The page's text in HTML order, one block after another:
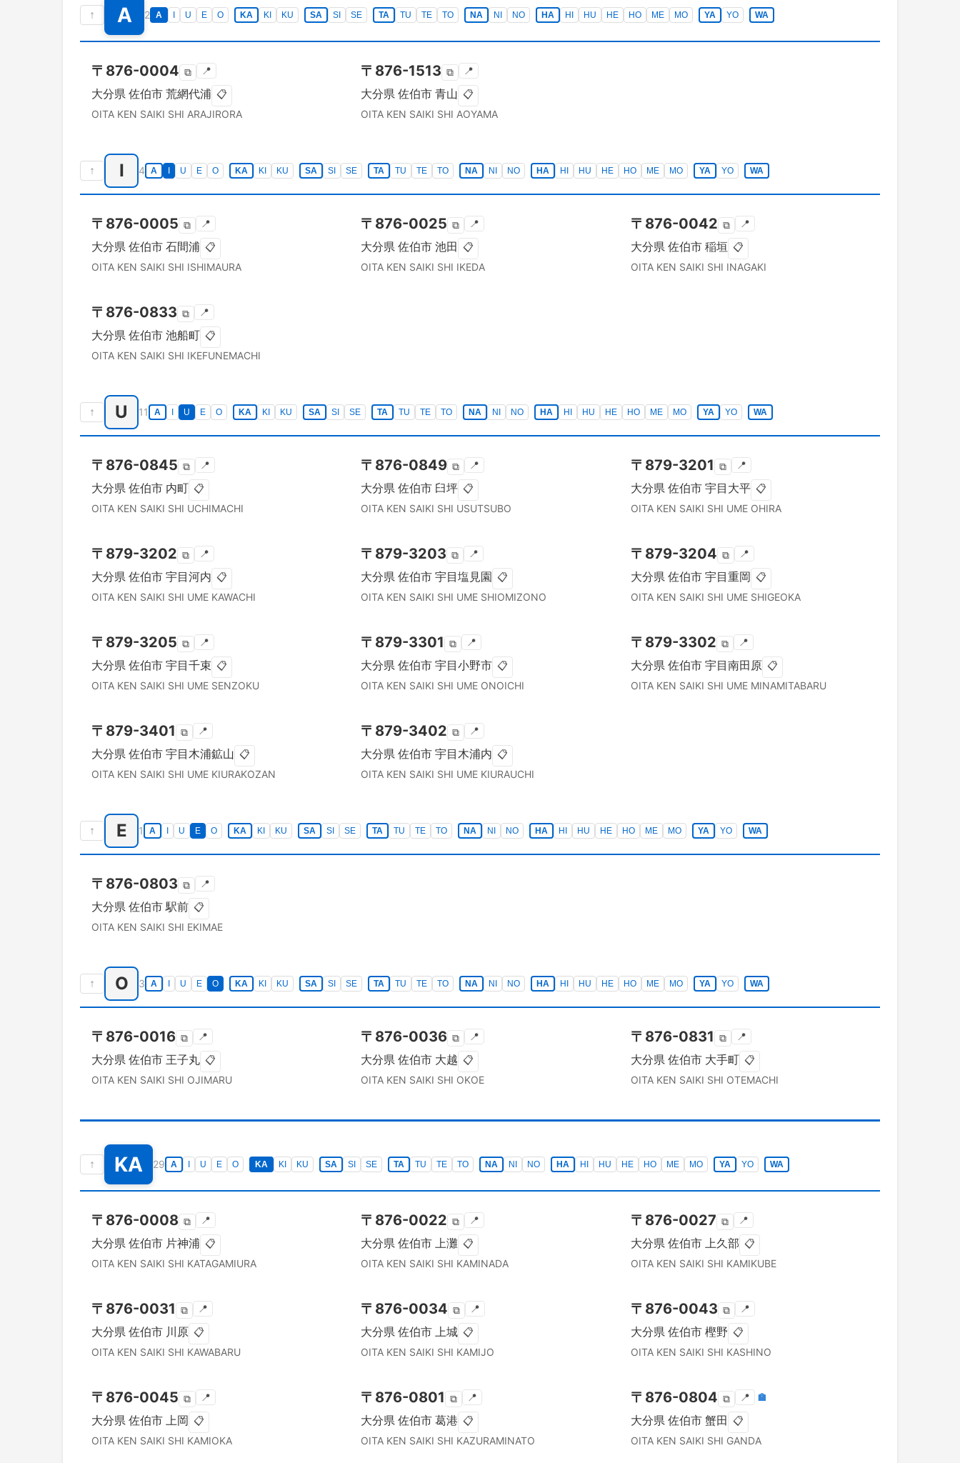
↑ A 2 A U E O KA KI KU SA SI SE TA TU TE TO NA NI NO HA HI HU HE HO ME MO YA YO WA
〒 876-0004 ⧉ 📍
大分県 佐伯市 荒網代浦 📋
OITA KEN SAIKI SHI ARAJIRORA
〒 876-1513 ⧉ 📍
大分県 佐伯市 青山 📋
OITA KEN SAIKI SHI AOYAMA
↑ I 4 A U E O KA KI KU SA SI SE TA TU TE TO NA NI NO HA HI HU HE HO ME MO YA YO WA
〒 876-0005 ⧉ 📍
大分県 佐伯市 石間浦 📋
OITA KEN SAIKI SHI ISHIMAURA
〒 876-0025 ⧉ 📍
大分県 佐伯市 池田 📋
OITA KEN SAIKI SHI IKEDA
〒 876-0042 ⧉ 📍
大分県 佐伯市 稲垣 📋
OITA KEN SAIKI SHI INAGAKI
〒 876-0833 ⧉ 📍
大分県 佐伯市 池船町 📋
OITA KEN SAIKI SHI IKEFUNEMACHI
↑ U 11 A U E O KA KI KU SA SI SE TA TU TE TO NA NI NO HA HI HU HE HO ME MO YA YO WA
〒 876-0845 ⧉ 📍
大分県 佐伯市 内町 📋
OITA KEN SAIKI SHI UCHIMACHI
〒 876-0849 ⧉ 📍
大分県 佐伯市 臼坪 📋
OITA KEN SAIKI SHI USUTSUBO
〒 879-3201 ⧉ 📍
大分県 佐伯市 宇目大平 📋
OITA KEN SAIKI SHI UME OHIRA
〒 879-3202 ⧉ 📍
大分県 佐伯市 宇目河内 📋
OITA KEN SAIKI SHI UME KAWACHI
〒 879-3203 ⧉ 📍
大分県 佐伯市 宇目塩見園 📋
OITA KEN SAIKI SHI UME SHIOMIZONO
〒 879-3204 ⧉ 📍
大分県 佐伯市 宇目重岡 📋
OITA KEN SAIKI SHI UME SHIGEOKA
〒 879-3205 ⧉ 📍
大分県 佐伯市 宇目千束 📋
OITA KEN SAIKI SHI UME SENZOKU
〒 879-3301 ⧉ 📍
大分県 佐伯市 宇目小野市 📋
OITA KEN SAIKI SHI UME ONOICHI
〒 879-3302 ⧉ 📍
大分県 佐伯市 宇目南田原 📋
OITA KEN SAIKI SHI UME MINAMITABARU
〒 879-3401 ⧉ 📍
大分県 佐伯市 宇目木浦鉱山 📋
OITA KEN SAIKI SHI UME KIURAKOZAN
〒 879-3402 ⧉ 📍
大分県 佐伯市 宇目木浦内 📋
OITA KEN SAIKI SHI UME KIURAUCHI
↑ E 1 A U E O KA KI KU SA SI SE TA TU TE TO NA NI NO HA HI HU HE HO ME MO YA YO WA
〒 876-0803 ⧉ 📍
大分県 佐伯市 駅前 📋
OITA KEN SAIKI SHI EKIMAE
↑ O 3 A U E O KA KI KU SA SI SE TA TU TE TO NA NI NO HA HI HU HE HO ME MO YA YO WA
〒 876-0016 ⧉ 📍
大分県 佐伯市 王子丸 📋
OITA KEN SAIKI SHI OJIMARU
〒 876-0036 ⧉ 📍
大分県 佐伯市 大越 📋
OITA KEN SAIKI SHI OKOE
〒 876-0831 ⧉ 📍
大分県 佐伯市 大手町 📋
OITA KEN SAIKI SHI OTEMACHI
↑ KA 29 A U E O KA KI KU SA SI SE TA TU TE TO NA NI NO HA HI HU HE HO ME MO YA YO WA
〒 876-0008 ⧉ 📍
大分県 佐伯市 片神浦 📋
OITA KEN SAIKI SHI KATAGAMIURA
〒 876-0022 ⧉ 📍
大分県 佐伯市 上灘 📋
OITA KEN SAIKI SHI KAMINADA
〒 876-0027 ⧉ 📍
大分県 佐伯市 上久部 📋
OITA KEN SAIKI SHI KAMIKUBE
〒 876-0031 ⧉ 📍
大分県 佐伯市 川原 📋
OITA KEN SAIKI SHI KAWABARU
〒 876-0034 ⧉ 📍
大分県 佐伯市 上城 📋
OITA KEN SAIKI SHI KAMIJO
〒 876-0043 ⧉ 📍
大分県 佐伯市 樫野 📋
OITA KEN SAIKI SHI KASHINO
〒 876-0045 ⧉ 📍
大分県 佐伯市 上岡 📋
OITA KEN SAIKI SHI KAMIOKA
〒 876-0801 ⧉ 📍
大分県 佐伯市 葛港 📋
OITA KEN SAIKI SHI KAZURAMINATO
〒 876-0804 ⧉ 📍 🏣
大分県 佐伯市 蟹田 📋
OITA KEN SAIKI SHI GANDA